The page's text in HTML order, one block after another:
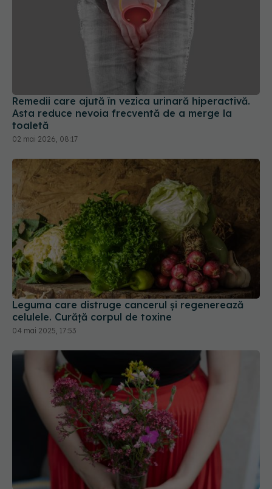
Remedii care ajută în vezica urinară hiperactivă.
Asta reduce nevoia frecventă de a merge la
toaletă
02 mai 2026, 08:17
Leguma care distruge cancerul și regenerează
celulele. Curăță corpul de toxine
04 mai 2025, 17:53